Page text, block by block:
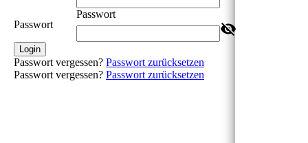
Passwort
Passwort
Login
Passwort vergessen? Passwort zurücksetzen
Passwort vergessen? Passwort zurücksetzen